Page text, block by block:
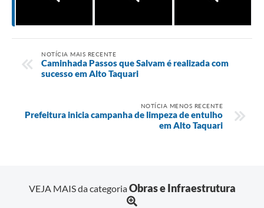
NOTÍCIA MAIS RECENTE
Caminhada Passos que Salvam é realizada com
sucesso em Alto Taquari
NOTÍCIA MENOS RECENTE
Prefeitura inicia campanha de limpeza de entulho
em Alto Taquari
VEJA MAIS da categoriaObras e Infraestrutura